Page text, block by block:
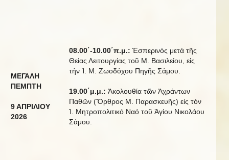
ΜΕΓΑΛΗ
ΠΕΜΠΤΗ
9 ΑΠΡΙΛΙΟΥ
2026
08.00΄-10.00΄π.μ.: Ἑσπερινός μετά τῆς
Θείας Λειτουργίας τοῦ Μ. Βασιλείου, εἰς
τήν Ἱ. Μ. Ζωοδόχου Πηγῆς Σάμου.
19.00΄μ.μ.: Ἀκολουθία τῶν Ἀχράντων
Παθῶν (Ὄρθρος Μ. Παρασκευῆς) εἰς τόν
Ἱ. Μητροπολιτικό Ναό τοῦ Ἁγίου Νικολάου
Σάμου.